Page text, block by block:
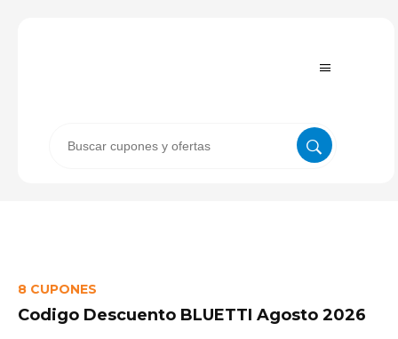
8 CUPONES
Codigo Descuento BLUETTI Agosto 2026